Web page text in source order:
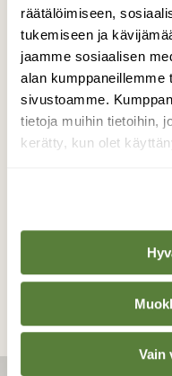
räätälöimiseen,
tukemiseen ja
jaamme sosiaalisen
alan kumppaneillemme
sivustoamme.
tietoja muihin tietoihin,
kerätty, kun olet
Vain
Valokuvaaja: